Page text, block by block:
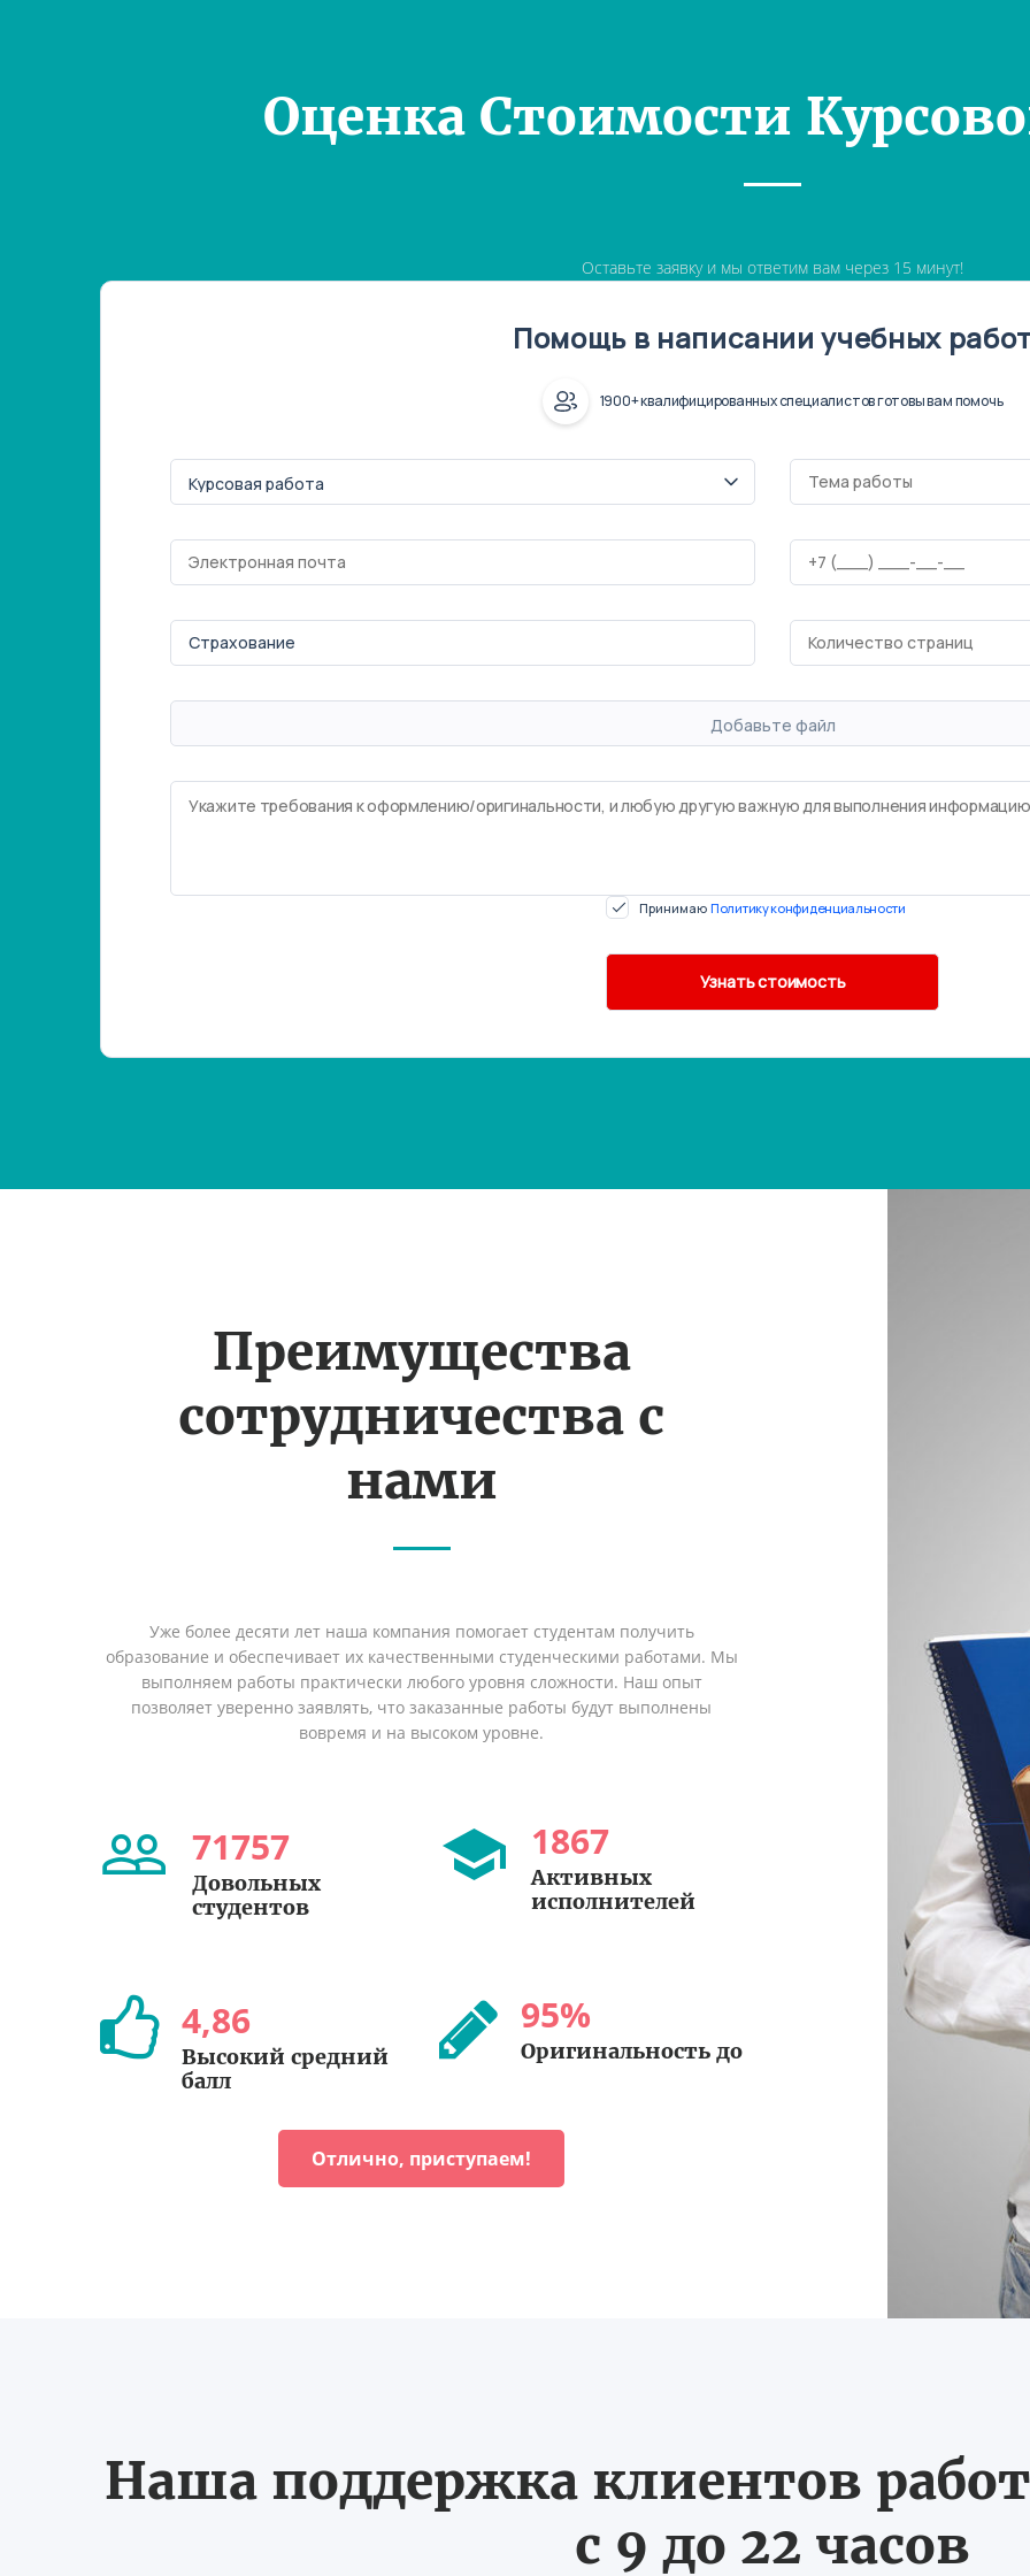
Оценка Стоимости
Оставьте заявку и мы ответим вам через 15 минут!
Помощь в написании учебных
1900+ квалифицированных специалистов готовы вам помочь
Добавьте файл
Принимаю Политику конфиденциальности
Преимущества
сотрудничества с
нами
Уже более десяти лет наша компания помогает студентам получить
образование и обеспечивает их качественными студенческими работами. Мы
выполняем работы практически любого уровня сложности. Наш опыт
позволяет уверенно заявлять, что заказанные работы будут выполнены
вовремя и на высоком уровне.
71757
Довольных
студентов
1867
Активных
исполнителей
4,86
Высокий средний
балл
95%
Оригинальность до
Отлично, приступаем!
Наша поддержка клиентов
с 9 до 22 часов